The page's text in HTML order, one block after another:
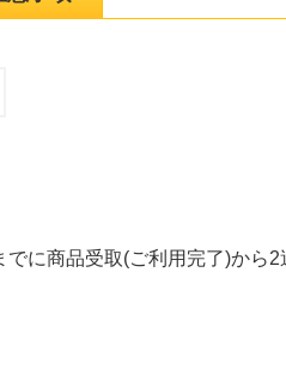
に商品受取(ご利用完了)から